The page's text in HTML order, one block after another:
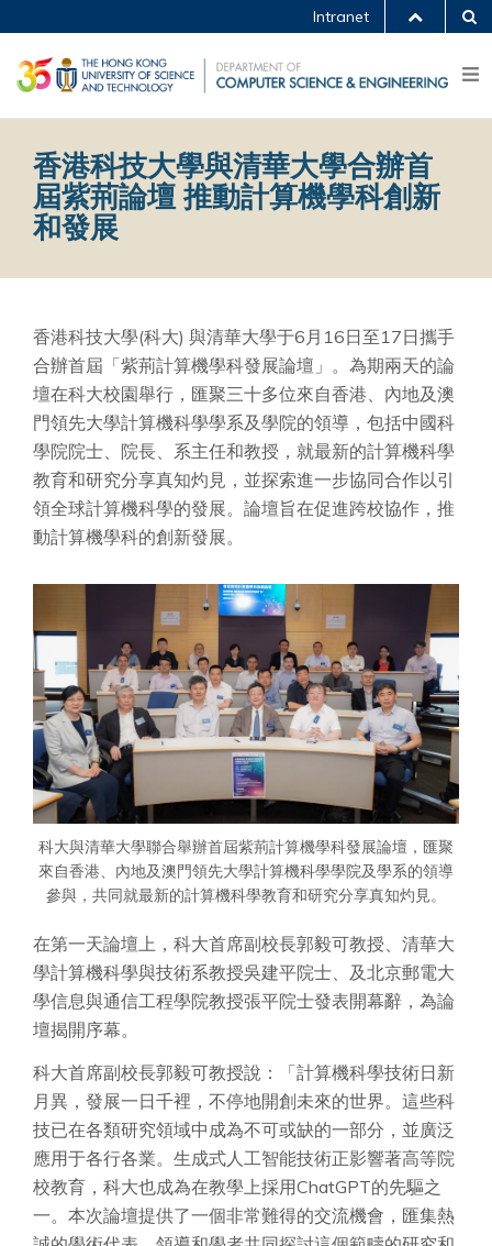
Intranet
香港科技大學與清華大學合辦首
屆紫荊論壇 推動計算機學科創新
和發展
香港科技大學(科大) 與清華大學于6月16日至17日攜手
合辦首屆「紫荊計算機學科發展論壇」。為期兩天的論
壇在科大校園舉行，匯聚三十多位來自香港、內地及澳
門領先大學計算機科學學系及學院的領導，包括中國科
學院院士、院長、系主任和教授，就最新的計算機科學
教育和研究分享真知灼見，並探索進一步協同合作以引
領全球計算機科學的發展。論壇旨在促進跨校協作，推
動計算機學科的創新發展。
科大與清華大學聯合舉辦首屆紫荊計算機學科發展論壇，匯聚
來自香港、內地及澳門領先大學計算機科學學院及學系的領導
參與，共同就最新的計算機科學教育和研究分享真知灼見。
在第一天論壇上，科大首席副校長郭毅可教授、清華大
學計算機科學與技術系教授吳建平院士、及北京郵電大
學信息與通信工程學院教授張平院士發表開幕辭，為論
壇揭開序幕。
科大首席副校長郭毅可教授說：「計算機科學技術日新
月異，發展一日千裡，不停地開創未來的世界。這些科
技已在各類研究領域中成為不可或缺的一部分，並廣泛
應用于各行各業。生成式人工智能技術正影響著高等院
校教育，科大也成為在教學上採用ChatGPT的先驅之
一。本次論壇提供了一個非常難得的交流機會，匯集熱